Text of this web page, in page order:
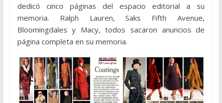
dedicó cinco páginas del espacio editorial a su
memoria. Ralph Lauren, Saks Fifth Avenue,
Bloomingdales y Macy, todos sacaron anuncios de
página completa en su memoria.